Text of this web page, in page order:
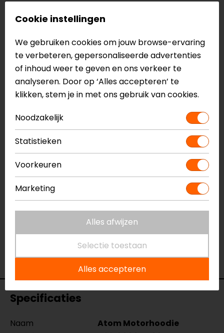
Motorhoodie
Softshell
D3O T5 EVO X CE level 1 schouder- en
elleboogprotectoren
Voorbereid op rugprotector
Twee zijzakken
Borstzak
Retro Reflex details
CE EN17092, level A
Meer informatie nodig?
Heb je meer informatie nodig over dit product?
Neem dancontact
met ons op of kom langs in één
vanonze winkelsin Breda, Capelle aan den IJssel,
Eindhoven, Vianen of Apeldoorn. In de winkels kun je
het product bekijken & passen en staan onze
verkoopmedewerkers voor je klaar met advies.
Bekijk onze anderemotorhoodies.
Specificaties
Naam
Atom Motorhoodie
Cookie instellingen
We gebruiken cookies om jouw browse-ervaring
te verbeteren, gepersonaliseerde advertenties
of inhoud weer te geven en ons verkeer te
analyseren. Door op ‘Alles accepteren’ te
klikken, stem je in met ons gebruik van cookies.
Noodzakelijk
Statistieken
Voorkeuren
Marketing
Alles afwijzen
Selectie toestaan
Alles accepteren